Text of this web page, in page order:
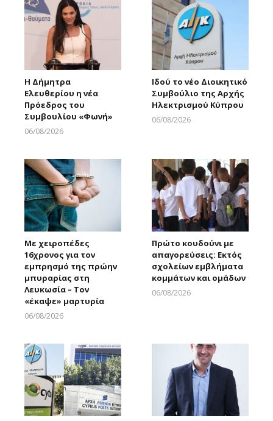
Η Δήμητρα
Ελευθερίου η νέα
Πρόεδρος του
Συμβουλίου «Φωνή»
06/08/2026
Ιδού το νέο Διοικητικό
Συμβούλιο της Αρχής
Ηλεκτρισμού Κύπρου
06/08/2026
Με χειροπέδες
16χρονος για τον
εμπρησμό της πρώην
μπυραρίας στη
Λευκωσία – Τον
«έκαψε» μαρτυρία
06/08/2026
Πρώτο κουδούνι με
απαγορεύσεις: Εκτός
σχολείων εμβλήματα
κομμάτων και ομάδων
06/08/2026